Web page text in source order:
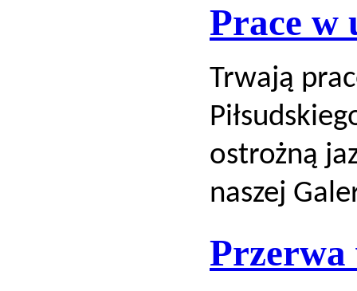
Prace w
Trwają
ostrożną
naszej
Przerwa